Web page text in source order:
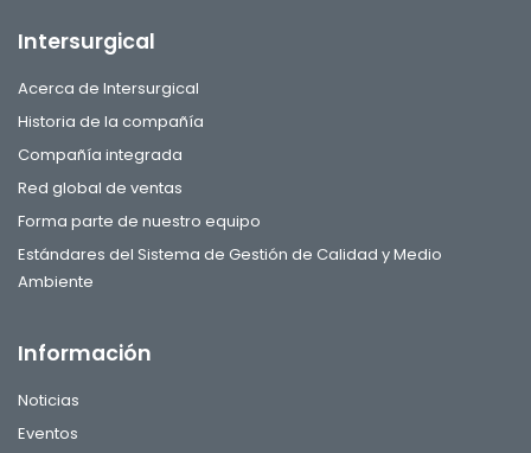
Intersurgical
Acerca de Intersurgical
Historia de la compañía
Compañía integrada
Red global de ventas
Forma parte de nuestro equipo
Estándares del Sistema de Gestión de Calidad y Medio
Ambiente
Información
Noticias
Eventos